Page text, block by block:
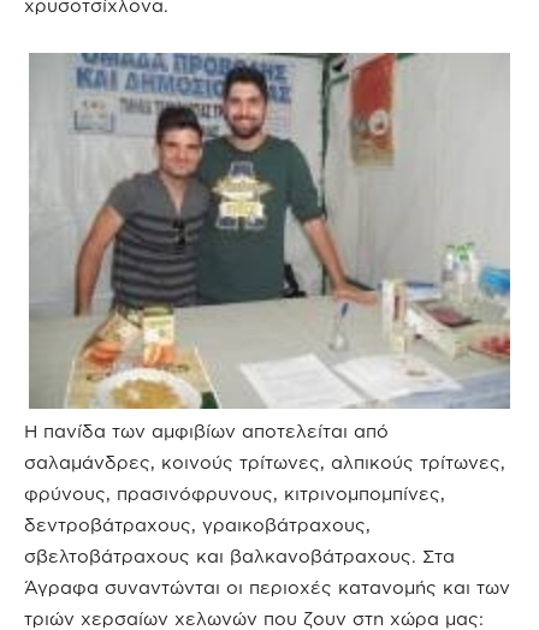
χρυσοτσίχλονα.
Η πανίδα των αμφιβίων αποτελείται από
σαλαμάνδρες, κοινούς τρίτωνες, αλπικούς τρίτωνες,
φρύνους, πρασινόφρυνους, κιτρινομπομπίνες,
δεντροβάτραχους, γραικοβάτραχους,
σβελτοβάτραχους και βαλκανοβάτραχους. Στα
Άγραφα συναντώνται οι περιοχές κατανομής και των
τριών χερσαίων χελωνών που ζουν στη χώρα μας: